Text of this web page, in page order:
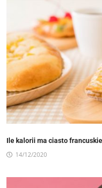
Ile kalorii ma ciasto
14/12/2020